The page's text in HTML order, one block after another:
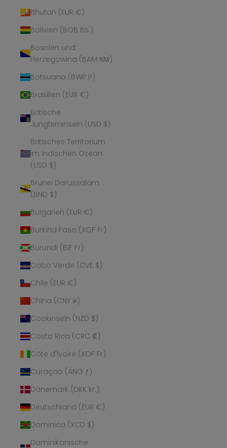
Bhutan (EUR €)
Bolivien (BOB Bs.)
Bosnien und
Herzegowina (BAM КМ)
Botsuana (BWP P)
Brasilien (EUR €)
Britische
Jungferninseln (USD $)
Britisches Territorium
im Indischen Ozean
(USD $)
Brunei Darussalam
(BND $)
Bulgarien (EUR €)
Burkina Faso (XOF Fr)
Burundi (BIF Fr)
Cabo Verde (CVE $)
Chile (EUR €)
China (CNY ¥)
Cookinseln (NZD $)
Costa Rica (CRC ₡)
Côte d’Ivoire (XOF Fr)
Curaçao (ANG ƒ)
Dänemark (DKK kr.)
Deutschland (EUR €)
Dominica (XCD $)
Dominikanische